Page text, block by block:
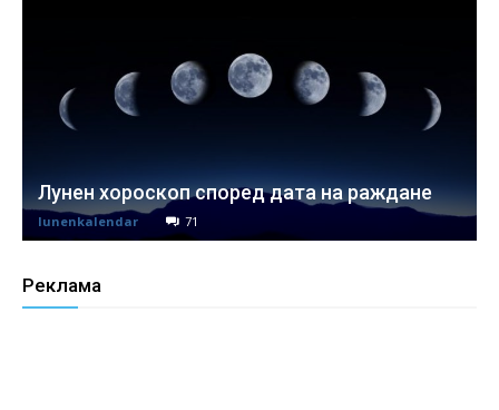
Лунен хороскоп според дата на раждане
lunenkalendar 71
Реклама